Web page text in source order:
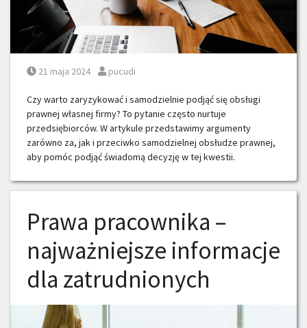
Posted on
21 maja 2024 Posted by
pucudi
Czy warto zaryzykować i samodzielnie podjąć się obsługi
prawnej własnej firmy? To pytanie często nurtuje
przedsiębiorców. W artykule przedstawimy argumenty
zarówno za, jak i przeciwko samodzielnej obsłudze prawnej,
aby pomóc podjąć świadomą decyzję w tej kwestii.
Prawa pracownika –
najważniejsze informacje
dla zatrudnionych